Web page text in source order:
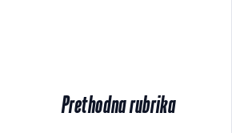
Prethodna rubrika